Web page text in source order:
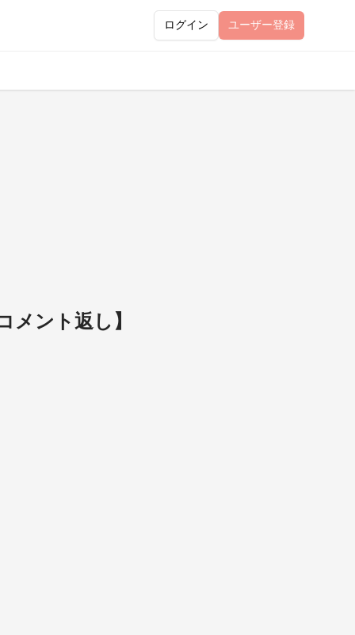
ログイン ユーザー登録
ント返し】